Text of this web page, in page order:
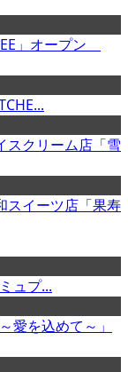
」オープン
スクリーム店「雪
スイーツ店「果寿
ュプ...
愛を込めて～」